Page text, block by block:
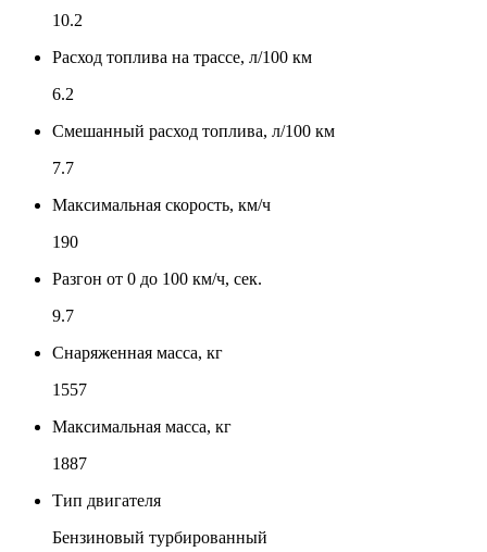
10.2
Расход топлива на трассе, л/100 км
6.2
Смешанный расход топлива, л/100 км
7.7
Максимальная скорость, км/ч
190
Разгон от 0 до 100 км/ч, сек.
9.7
Снаряженная масса, кг
1557
Максимальная масса, кг
1887
Тип двигателя
Бензиновый турбированный